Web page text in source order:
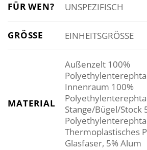
FÜR WEN? UNSPEZIFISCH
GRÖSSE EINHEITSGRÖSSE
MATERIAL
Außenzelt 100%
Innenraum 100%
Stange/Bügel/Stock
Thermoplastisches
Glasfaser, 5% Alum